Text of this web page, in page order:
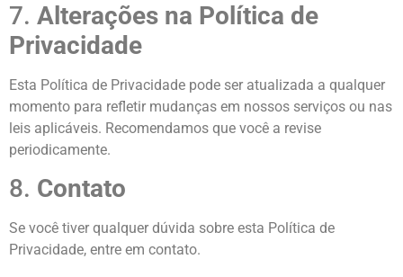
7. Alterações na Política de
Privacidade
Esta Política de Privacidade pode ser atualizada a qualquer
momento para refletir mudanças em nossos serviços ou nas
leis aplicáveis. Recomendamos que você a revise
periodicamente.
8. Contato
Se você tiver qualquer dúvida sobre esta Política de
Privacidade, entre em contato.